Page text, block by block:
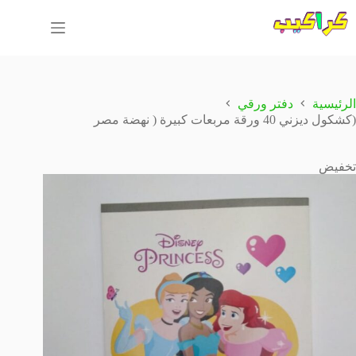
إلى
المحتوى
الرئيسية
دفتر ورقي
(كشكول ديزني 40 ورقة مربعات كبيرة ( نهضة مصر
تخفيض